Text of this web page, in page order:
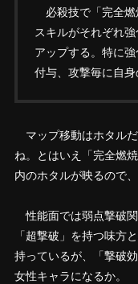
必殺技で「完全燃
スキルがそれぞれ
アップする。特に
付与、攻撃毎に自身
マップ移動はホタル
ね。とはいえ「完全燃
内のホタルが映るので
性能面では弱点撃破関
「超撃破」を持つ味方
持っているが、「撃破
女性キャラになるか。